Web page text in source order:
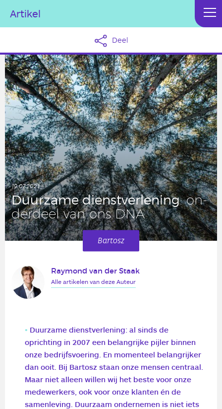
Artikel
Deel
Duur­za­me dienst­ver­le­ning: on­
der­deel van ons DNA
19.07.2021
Bartosz
Duurzame dienstverlening: al sinds de
oprichting in 2007 een belangrijke pijler binnen
onze bedrijfsvoering. En momenteel belangrijker
dan ooit. Bij Bartosz staan onze mensen centraal.
Maar niet alleen willen wij het beste voor onze
medewerkers, ook voor onze klanten én de
samenleving. Duurzaam ondernemen is niet iets
Raymond van der Staak
Alle artikelen van deze Auteur